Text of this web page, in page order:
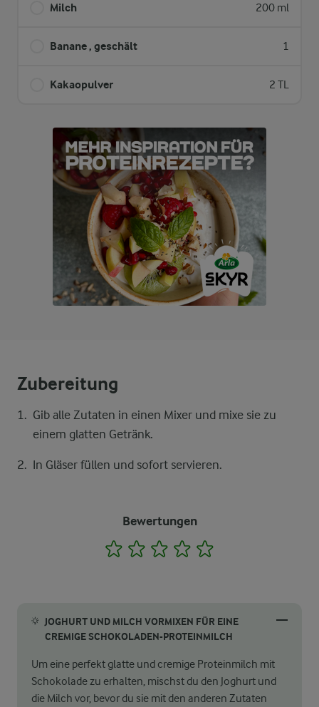
Milch 200 ml
Banane , geschält 1
Kakaopulver 2 TL
Zubereitung
Gib alle Zutaten in einen Mixer und mixe sie zu
einem glatten Getränk.
In Gläser füllen und sofort servieren.
Bewertungen
1 2 3 4
JOGHURT UND MILCH VORMIXEN FÜR EINE
CREMIGE SCHOKOLADEN-PROTEINMILCH
Um eine perfekt glatte und cremige Proteinmilch mit
Schokolade zu erhalten, mischst du den Joghurt und
die Milch vor, bevor du sie mit den anderen Zutaten